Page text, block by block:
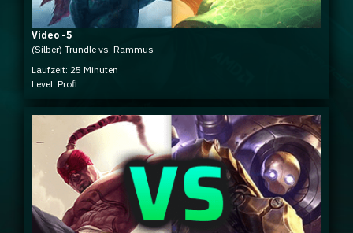
Video -5
(Silber) Trundle vs. Rammus
Laufzeit: 25 Minuten
Level: Profi